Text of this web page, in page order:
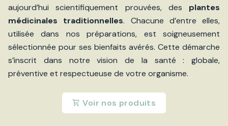
aujourd’hui scientifiquement prouvées, des plantes
médicinales traditionnelles. Chacune d’entre elles,
utilisée dans nos préparations, est soigneusement
sélectionnée pour ses bienfaits avérés. Cette démarche
s’inscrit dans notre vision de la santé : globale,
préventive et respectueuse de votre organisme.
Voir nos produits